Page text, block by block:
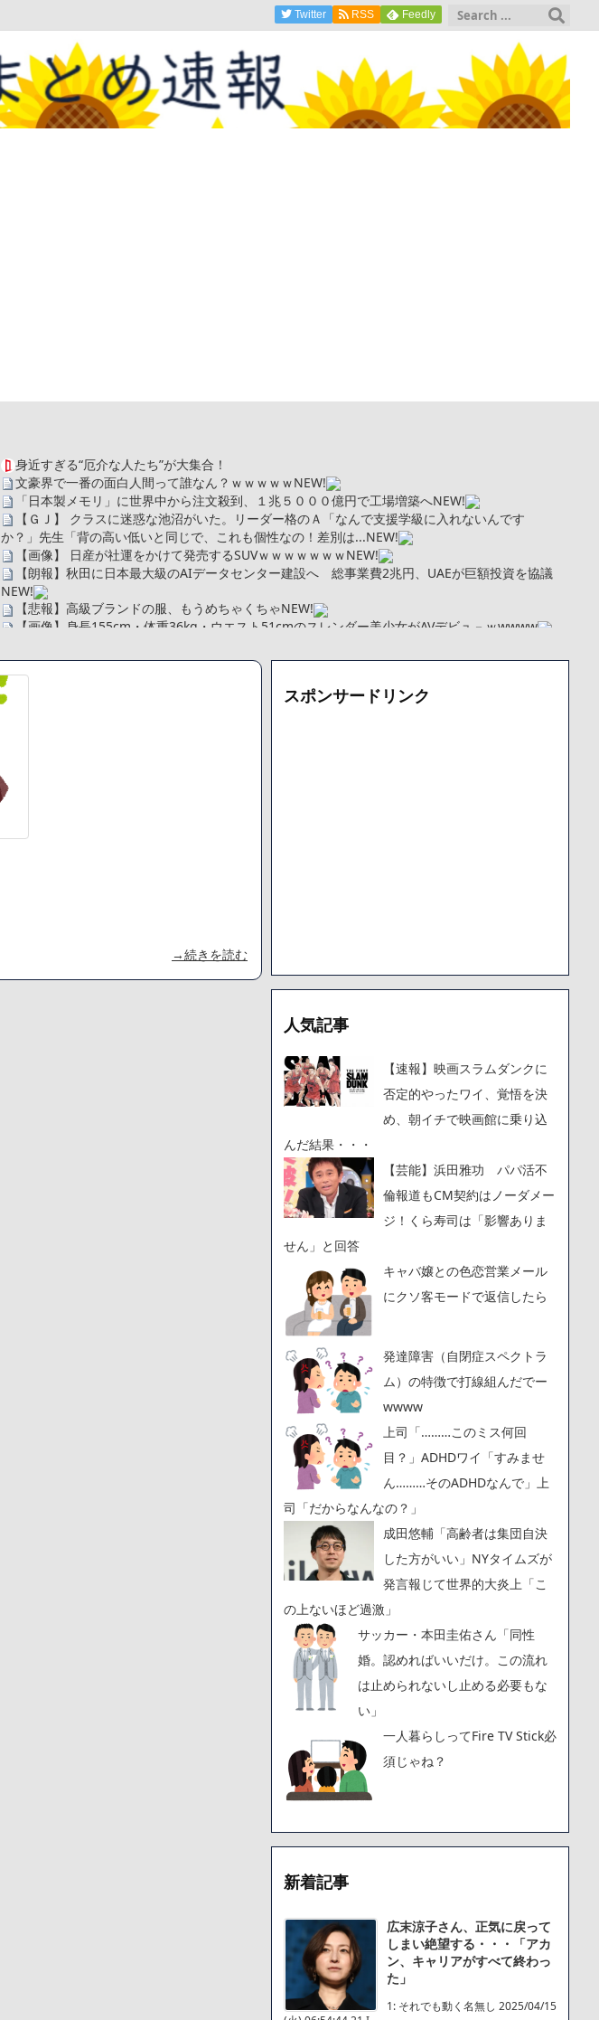
Twitter RSS Feedly
身近すぎる“厄介な人たち”が大集合！
文豪界で一番の面白人間って誰なん？ｗｗｗｗｗNEW!
「日本製メモリ」に世界中から注文殺到、１兆５０００億円で工場増築へNEW!
【ＧＪ】 クラスに迷惑な池沼がいた。リーダー格のＡ「なんで支援学級に入れないんです
か？」先生「背の高い低いと同じで、これも個性なの！差別は...NEW!
【画像】 日産が社運をかけて発売するSUVｗｗｗｗｗｗｗNEW!
【朗報】秋田に日本最大級のAIデータセンター建設へ 総事業費2兆円、UAEが巨額投資を協議
NEW!
【悲報】高級ブランドの服、もうめちゃくちゃNEW!
【画像】身長155cm・体重36kg・ウエスト51cmのスレンダー美少女がAVデビュ－ｗwwww
広末涼子さん、正気に戻ってしまい絶望する・・・「アカン、キャリアがすべて終わった」
【配信者】「金バエ」のSNS更新が1週間途絶え、様々な憶測が飛び交う。1週間ぶりの投稿でも
一人称が「ボキ」ではなく「俺」となっており、本人ではないとの憶測が広がる
→続きを読む
スポンサードリンク
人気記事
【速報】映画スラムダンクに
否定的やったワイ、覚悟を決
め、朝イチで映画館に乗り込
んだ結果・・・
【芸能】浜田雅功 パパ活不
倫報道もCM契約はノーダメー
ジ！くら寿司は「影響ありま
せん」と回答
キャバ嬢との色恋営業メール
にクソ客モードで返信したら
発達障害（自閉症スペクトラ
ム）の特徴で打線組んだでー
wwww
上司「………このミス何回
目？」ADHDワイ「すみませ
ん………そのADHDなんで」上
司「だからなんなの？」
成田悠輔「高齢者は集団自決
した方がいい」NYタイムズが
発言報じて世界的大炎上「こ
の上ないほど過激」
サッカー・本田圭佑さん「同性
婚。認めればいいだけ。この流れ
は止められないし止める必要もな
い」
一人暮らしってFire TV Stick必
須じゃね？
新着記事
広末涼子さん、正気に戻って
しまい絶望する・・・「アカ
ン、キャリアがすべて終わっ
た」
1: それでも動く名無し 2025/04/15